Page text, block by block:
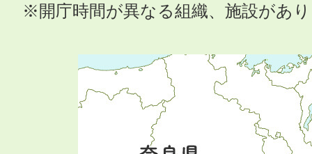
※開庁時間が異なる組織、施設があ